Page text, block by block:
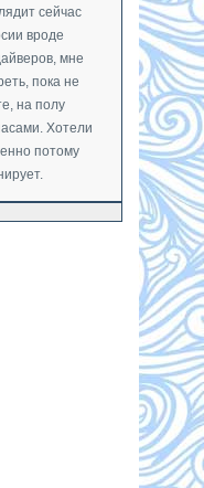
сейчас
вроде
мне
пока не
на полу
Хотели
потому